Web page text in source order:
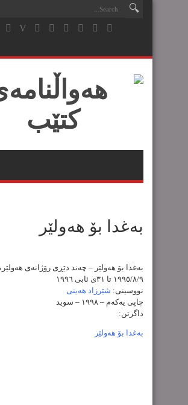
به‌غدا بۆ هه‌ولێر
به‌غدا بۆ هه‌ولێر – چه‌ند دێڕی رۆژانه‌ی
١٩٩٥/٨/٩ تا ٣١ی ئابی ١٩٩٦
نووسینی: شێرزاد هه‌ینی
چاپی یەکەم – ١٩٩٨ – سوید
داگرتن:
بەغدا بۆ هەولێر